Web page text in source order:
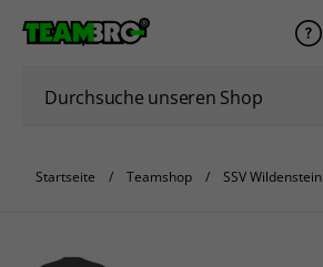
Startseite Teamshop SSV Wildenstein